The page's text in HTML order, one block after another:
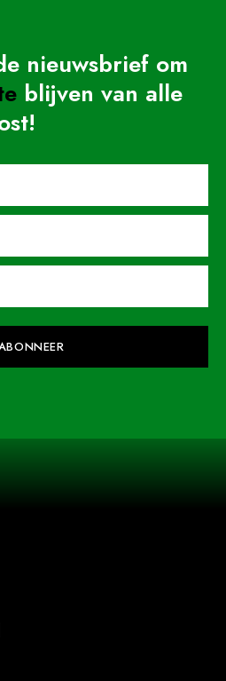
nieuwsbrief om
blijven van alle